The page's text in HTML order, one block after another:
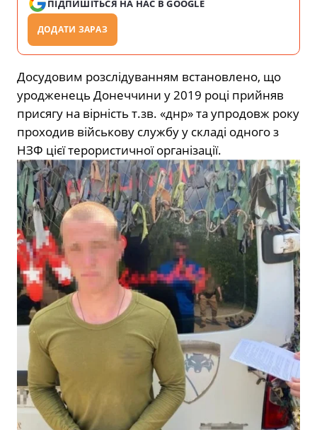
ПІДПИШІТЬСЯ НА НАС В GOOGLE
ДОДАТИ ЗАРАЗ
Досудовим розслідуванням встановлено, що
уродженець Донеччини у 2019 році прийняв
присягу на вірність т.зв. «днр» та упродовж року
проходив військову службу у складі одного з
НЗФ цієї терористичної організації.